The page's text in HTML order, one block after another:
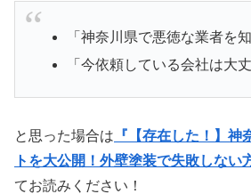
「神奈川県で悪徳な業者を
「今依頼している会社は大丈
と思った場合は 『【存在した！】神
トを大公開！外壁塗装で失敗しない
てお読みください！